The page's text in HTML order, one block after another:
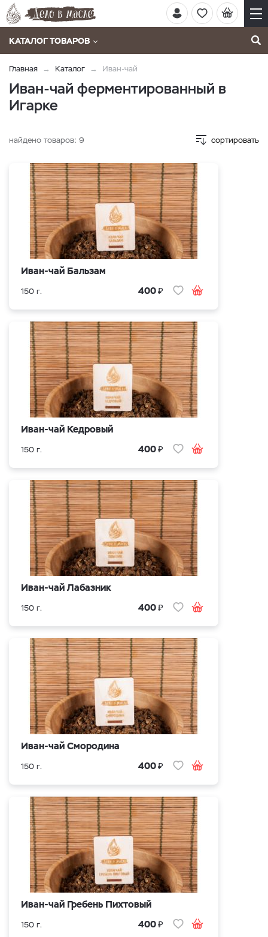
КАТАЛОГ ТОВАРОВ
Главная Каталог Иван-чай
Иван-чай ферментированный в
Игарке
найдено товаров: 9 сортировать
Иван-чай Бальзам
150 г. 400₽
Иван-чай Кедровый
150 г. 400₽
Иван-чай Лабазник
150 г. 400₽
Иван-чай Смородина
150 г. 400₽
Иван-чай Гребень Пихтовый
150 г. 400₽